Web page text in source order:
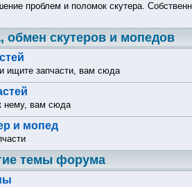
проблем и поломок скутера.
обмен скутеров и мопедов
ищите запчасти, вам сюда
нему, вам сюда
и мопед
темы форума